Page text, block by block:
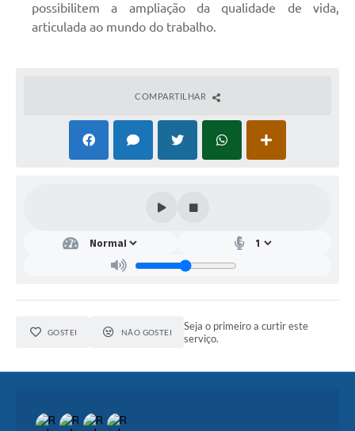
possibilitem a ampliação da qualidade de vida,
articulada ao mundo do trabalho.
COMPARTILHAR
GOSTEI NÃO GOSTEI
Seja o primeiro a curtir este
serviço.